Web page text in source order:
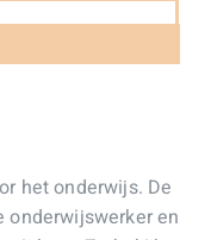
het onderwijs. De
en